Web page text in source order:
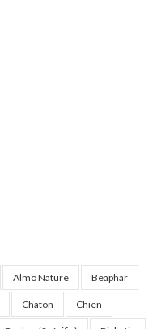
Almo Nature Beaphar
Chaton Chien